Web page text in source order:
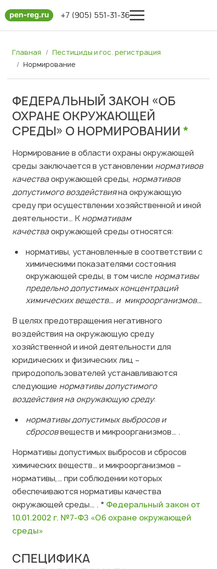
+7 (905) 551-31-36
Главная
Пестициды и гос. регистрация
Нормирование
ФЕДЕРАЛЬНЫЙ ЗАКОН «ОБ
ОХРАНЕ ОКРУЖАЮЩЕЙ
СРЕДЫ» О НОРМИРОВАНИИ *
Нормирование в области охраны окружающей
среды заключается в установлении нормативов
качестваокружающей среды, нормативов
допустимого воздействияна окружающую
среду при осуществлении хозяйственной и иной
деятельности… К нормативам
качестваокружающей среды относятся:
нормативы, установленные в соответствии с
химическими показателями состояния
окружающей среды, в том числе нормативы
предельно допустимых концентраций
химических веществ… и микроорганизмов…
В целях предотвращения негативного
воздействия на окружающую среду
хозяйственной и иной деятельности для
юридических и физических лиц –
природопользователей устанавливаются
следующие нормативы допустимого
воздействия на окружающую среду:
нормативы допустимых выбросов и
сбросоввеществ и микроорганизмов… .
Нормативы допустимых выбросов и сбросов
химических веществ… и микроорганизмов –
нормативы,… при соблюдении которых
обеспечиваются нормативы качества
окружающей среды… . * Федеральный закон от
10.01.2002 г. №7-ФЗ «Об охране окружающей
среды»
СПЕЦИФИКА